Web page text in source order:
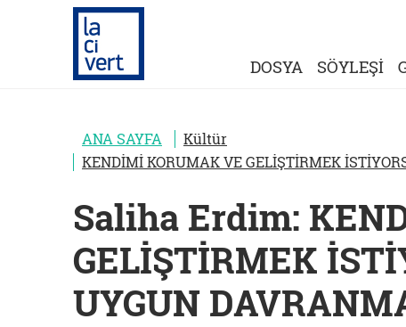
DOSYA SÖYLEŞİ
ANA SAYFA
Kültür
KENDİMİ KORUMAK VE GELİŞTİRMEK
Saliha Erdim:
GELİŞTİRMEK
UYGUN